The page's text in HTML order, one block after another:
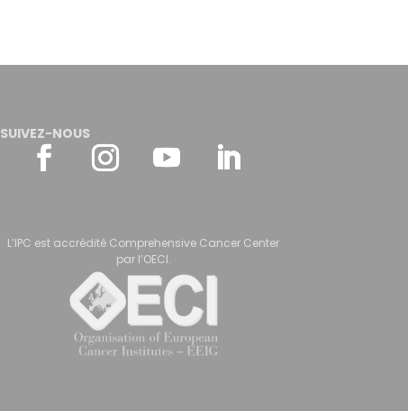
SUIVEZ-NOUS
L’IPC est accrédité Comprehensive Cancer Center
par l’OECI.